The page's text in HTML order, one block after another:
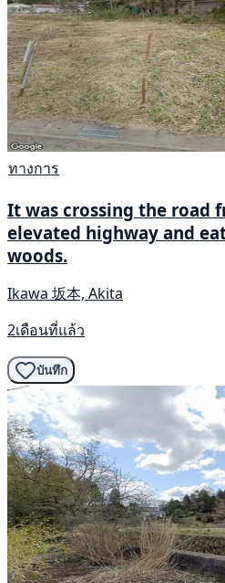
ทางการ
It was crossing the road
elevated highway and
woods.
Ikawa 坂本, Akita
2เดือนที่แล้ว
บันทึก